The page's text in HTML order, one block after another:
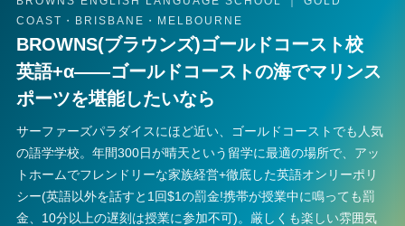
COAST・BRISBANE・MELBOURNE
BROWNS(ブラウンズ)ゴールドコースト校
英語+α——ゴールドコーストの海でマリンス
ポーツを堪能したいなら
サーファーズパラダイスにほど近い、ゴールドコーストでも人気
の語学学校。年間300日が晴天という留学に最適の場所で、アッ
トホームでフレンドリーな家族経営+徹底した英語オンリーポリ
シー(英語以外を話すと1回$1の罰金!携帯が授業中に鳴っても罰
金、10分以上の遅刻は授業に参加不可)。厳しくも楽しい雰囲気